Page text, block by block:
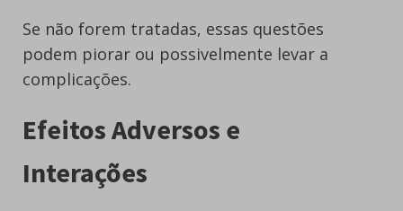
Se não forem tratadas, essas questões
podem piorar ou possivelmente levar a
complicações.
Efeitos Adversos e
Interações